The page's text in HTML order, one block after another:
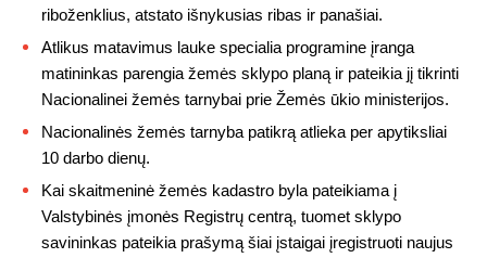
riboženklius, atstato išnykusias ribas ir panašiai.
Atlikus matavimus lauke specialia programine įranga
matininkas parengia žemės sklypo planą ir pateikia jį tikrinti
Nacionalinei žemės tarnybai prie Žemės ūkio ministerijos.
Nacionalinės žemės tarnyba patikrą atlieka per apytiksliai
10 darbo dienų.
Kai skaitmeninė žemės kadastro byla pateikiama į
Valstybinės įmonės Registrų centrą, tuomet sklypo
savininkas pateikia prašymą šiai įstaigai įregistruoti naujus